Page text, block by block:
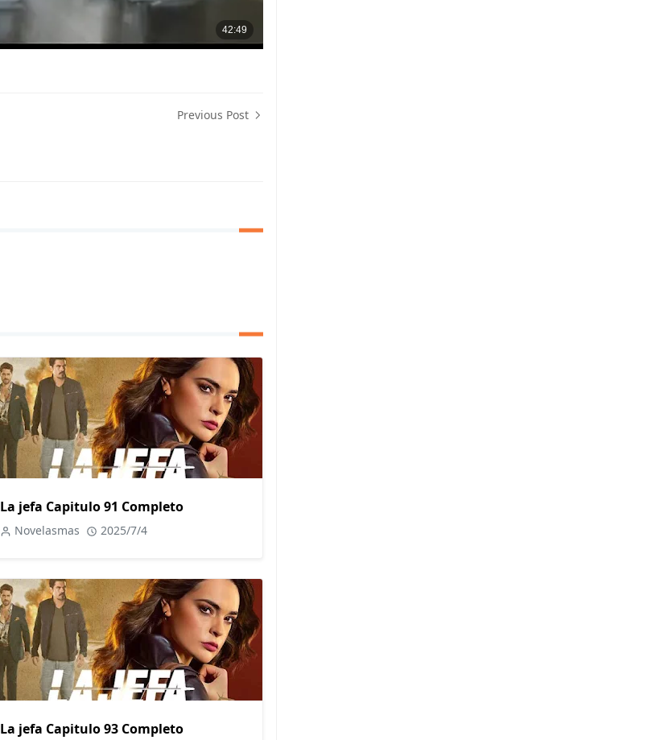
Previous Post
La jefa Capitulo 91 Completo
Novelasmas 2025/7/4
La jefa Capitulo 93 Completo